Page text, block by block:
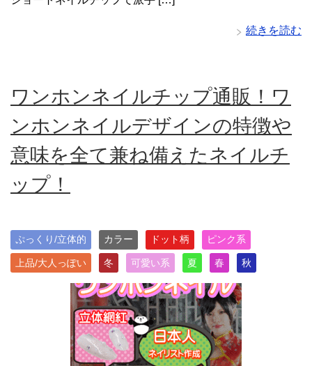
続きを読む
ワンホンネイルチップ通販！ワ
ンホンネイルデザインの特徴や
意味を全て兼ね備えたネイルチ
ップ！
ぷっくり/立体的 カラー ドット柄 ピンク系
上品/大人っぽい 冬 可愛い系 夏 春 秋